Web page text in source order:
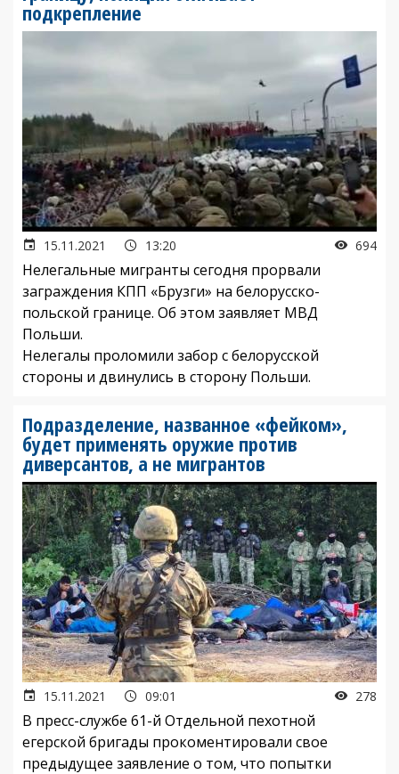
подкрепление
15.11.2021 13:20 694
Нелегальные мигранты сегодня прорвали
заграждения КПП «Брузги» на белорусско-
польской границе. Об этом заявляет МВД
Польши.
Нелегалы проломили забор с белорусской
стороны и двинулись в сторону Польши.
Подразделение, названное «фейком»,
будет применять оружие против
диверсантов, а не мигрантов
15.11.2021 09:01 278
В пресс-службе 61-й Отдельной пехотной
егерской бригады прокоментировали свое
предыдущее заявление о том, что попытки